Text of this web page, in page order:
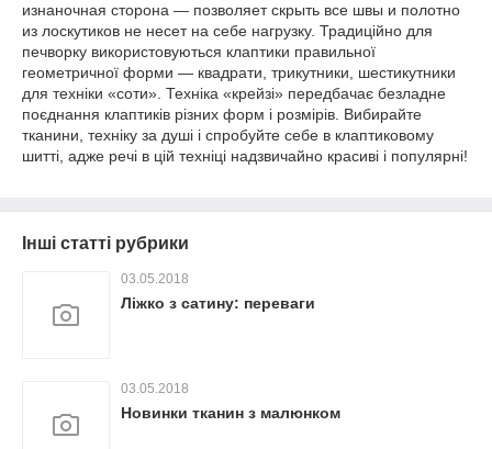
изнаночная сторона — позволяет скрыть все швы и полотно
из лоскутиков не несет на себе нагрузку. Традиційно для
печворку використовуються клаптики правильної
геометричної форми — квадрати, трикутники, шестикутники
для техніки «соти». Техніка «крейзі» передбачає безладне
поєднання клаптиків різних форм і розмірів. Вибирайте
тканини, техніку за душі і спробуйте себе в клаптиковому
шитті, адже речі в цій техніці надзвичайно красиві і популярні!
Інші статті рубрики
03.05.2018
Ліжко з сатину: переваги
03.05.2018
Новинки тканин з малюнком